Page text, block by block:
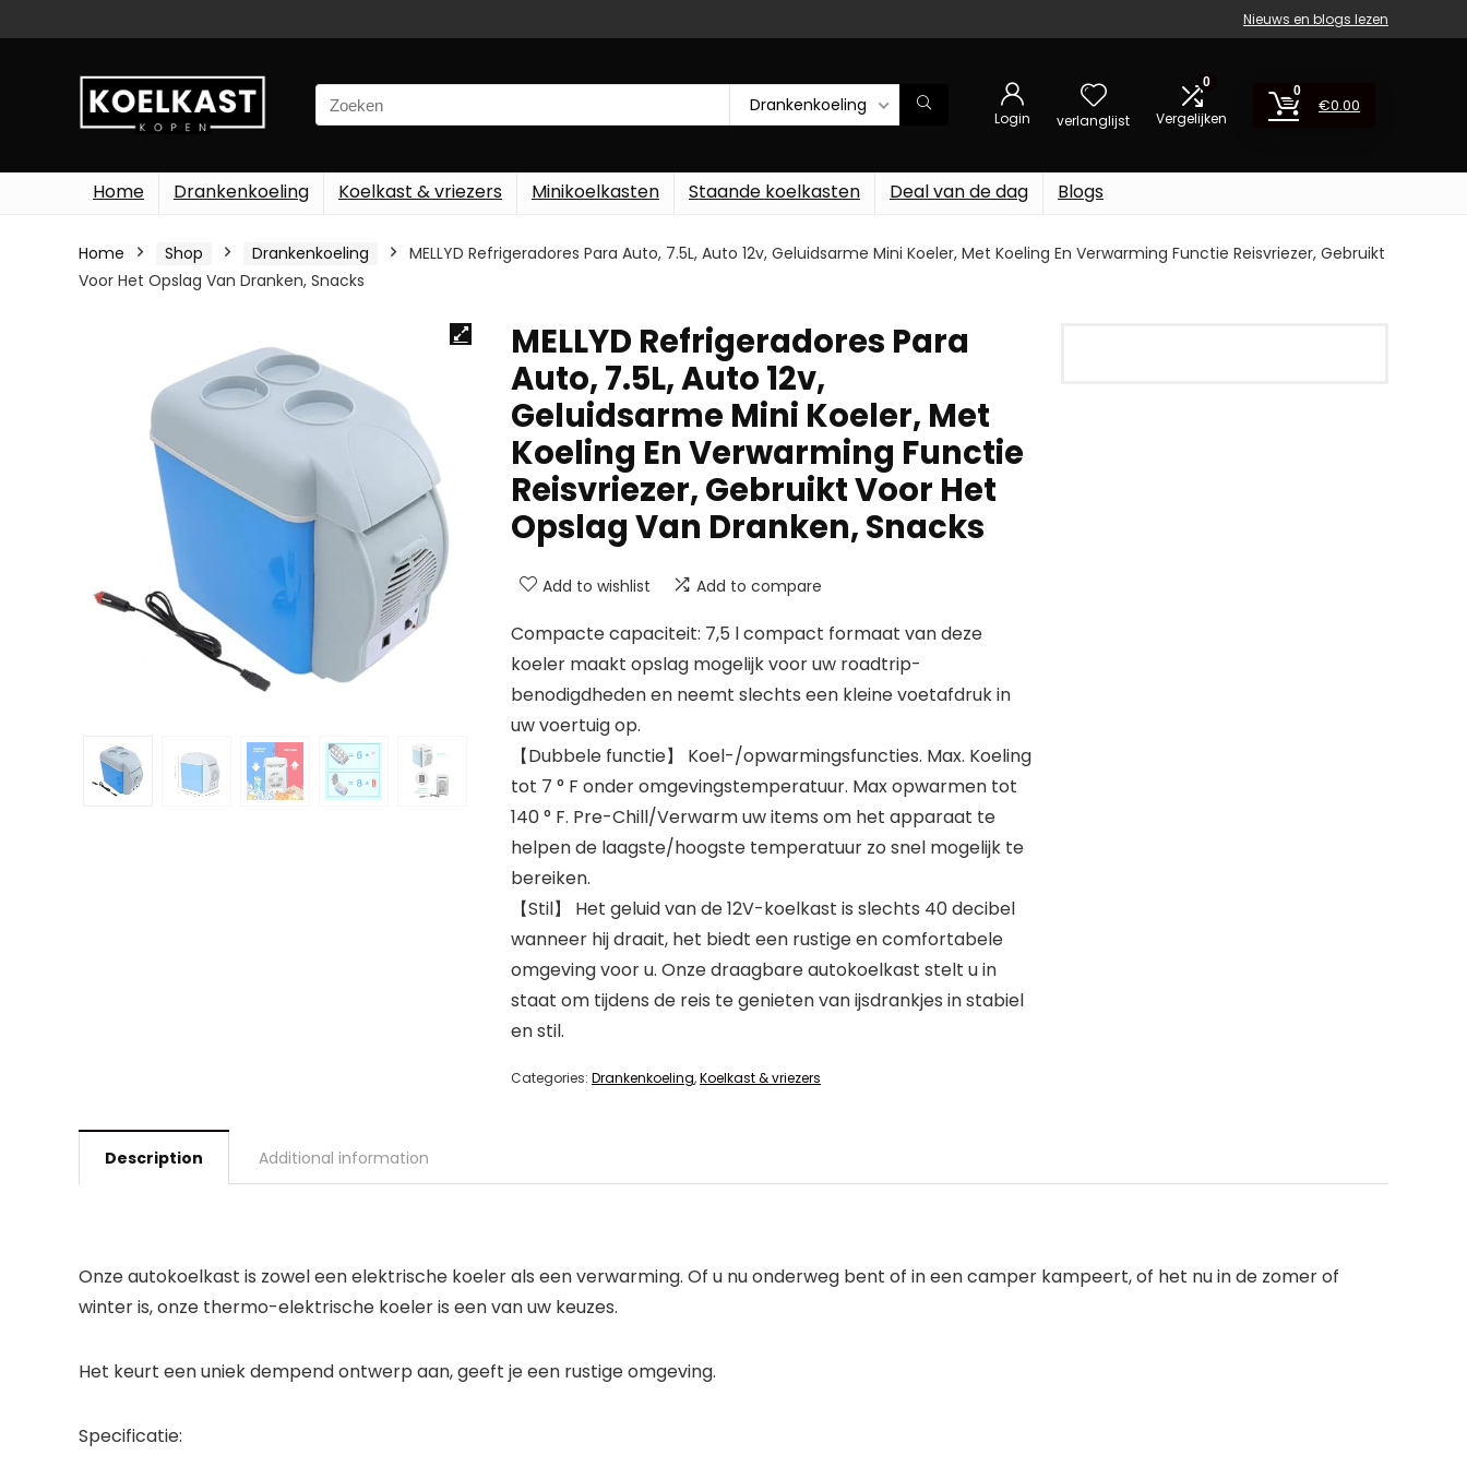
Nieuws en blogs lezen
Search
for:
Drankenkoeling
Login verlanglijst
0
Vergelijken
0
€0.00
Home Drankenkoeling Koelkast & vriezers Minikoelkasten Staande koelkasten Deal van de dag Blogs
Home Shop Drankenkoeling
MELLYD Refrigeradores Para Auto, 7.5L, Auto 12v, Geluidsarme Mini Koeler, Met Koeling En Verwarming Functie Reisvriezer, Gebruikt
Voor Het Opslag Van Dranken, Snacks
MELLYD Refrigeradores Para
Auto, 7.5L, Auto 12v,
Geluidsarme Mini Koeler, Met
Koeling En Verwarming Functie
Reisvriezer, Gebruikt Voor Het
Opslag Van Dranken, Snacks
Add to wishlist Add to compare
Compacte capaciteit: 7,5 l compact formaat van deze
koeler maakt opslag mogelijk voor uw roadtrip-
benodigdheden en neemt slechts een kleine voetafdruk in
uw voertuig op.
【Dubbele functie】 Koel-/opwarmingsfuncties. Max. Koeling
tot 7 ° F onder omgevingstemperatuur. Max opwarmen tot
140 ° F. Pre-Chill/Verwarm uw items om het apparaat te
helpen de laagste/hoogste temperatuur zo snel mogelijk te
bereiken.
【Stil】 Het geluid van de 12V-koelkast is slechts 40 decibel
wanneer hij draait, het biedt een rustige en comfortabele
omgeving voor u. Onze draagbare autokoelkast stelt u in
staat om tijdens de reis te genieten van ijsdrankjes in stabiel
en stil.
Categories: Drankenkoeling,Koelkast & vriezers
Description Additional information
Onze autokoelkast is zowel een elektrische koeler als een verwarming. Of u nu onderweg bent of in een camper kampeert, of het nu in de zomer of
winter is, onze thermo-elektrische koeler is een van uw keuzes.
Het keurt een uniek dempend ontwerp aan, geeft je een rustige omgeving.
Specificatie: